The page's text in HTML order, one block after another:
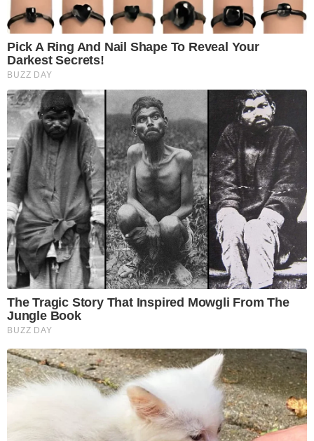
Pick A Ring And Nail Shape To Reveal Your
Darkest Secrets!
BUZZ DAY
The Tragic Story That Inspired Mowgli From The
Jungle Book
BUZZ DAY